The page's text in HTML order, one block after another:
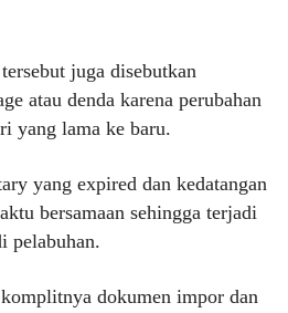
juga disebutkan
atau denda karena perubahan
yang lama ke baru.
yang expired dan kedatangan
bersamaan sehingga terjadi
pelabuhan.
dokumen impor dan